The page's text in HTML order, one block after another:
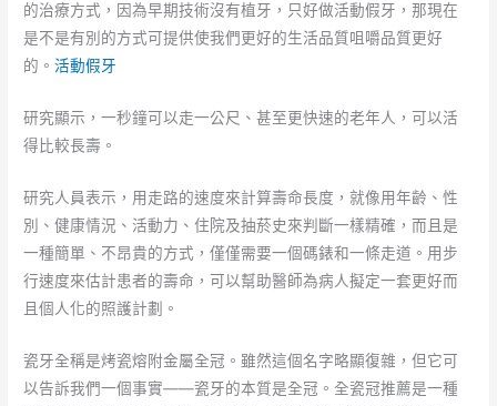
的治療方式，因為早期技術沒有植牙，只好做活動假牙，那現在
是不是有別的方式可提供使我們更好的生活品質咀嚼品質更好
的。活動假牙
研究顯示，一秒鐘可以走一公尺、甚至更快速的老年人，可以活
得比較長壽。
研究人員表示，用走路的速度來計算壽命長度，就像用年齡、性
別、健康情況、活動力、住院及抽菸史來判斷一樣精確，而且是
一種簡單、不昂貴的方式，僅僅需要一個碼錶和一條走道。用步
行速度來估計患者的壽命，可以幫助醫師為病人擬定一套更好而
且個人化的照護計劃。
瓷牙全稱是烤瓷熔附金屬全冠。雖然這個名字略顯復雜，但它可
以告訴我們一個事實——瓷牙的本質是全冠。全瓷冠推薦是一種